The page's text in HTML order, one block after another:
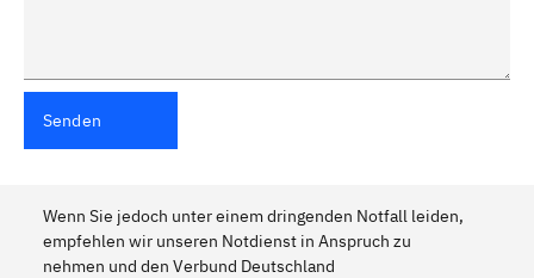
Senden
Wenn Sie jedoch unter einem dringenden Notfall leiden,
empfehlen wir unseren Notdienst in Anspruch zu
nehmen und den Verbund Deutschland